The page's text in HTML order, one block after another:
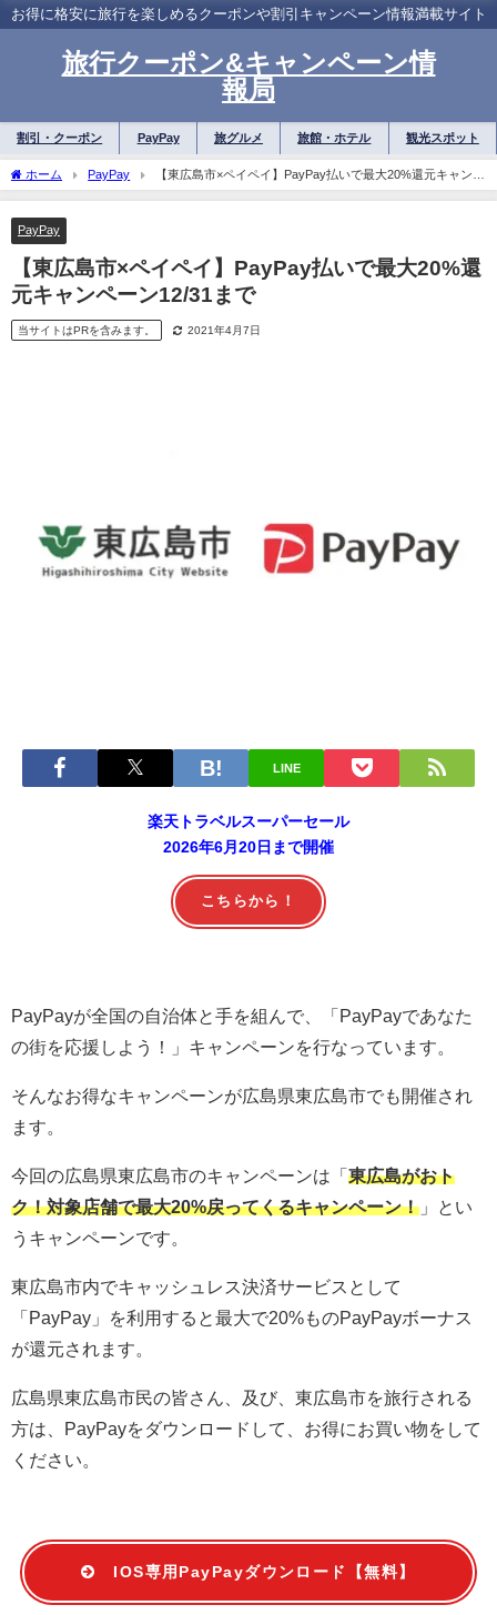
お得に格安に旅行を楽しめるクーポンや割引キャンペーン情報満載サイト
旅行クーポン&キャンペーン情
報局
割引・クーポン PayPay 旅グルメ 旅館・ホテル 観光スポット
ホーム PayPay
【東広島市×ペイペイ】PayPay払いで最大20%還元キャンペ
ーン12/31まで
PayPay
【東広島市×ペイペイ】PayPay払いで最大20%還
元キャンペーン12/31まで
当サイトはPRを含みます。 2021年4月7日
LINE
楽天トラベルスーパーセール
2026年6月20日まで開催
こちらから！
PayPayが全国の自治体と手を組んで、「PayPayであなた
の街を応援しよう！」キャンペーンを行なっています。
そんなお得なキャンペーンが広島県東広島市でも開催され
ます。
今回の広島県東広島市のキャンペーンは「東広島がおト
ク！対象店舗で最大20%戻ってくるキャンペーン！ 」とい
うキャンペーンです。
東広島市内でキャッシュレス決済サービスとして
「PayPay」を利用すると最大で20%ものPayPayボーナス
が還元されます。
広島県東広島市民の皆さん、及び、東広島市を旅行される
方は、PayPayをダウンロードして、お得にお買い物をして
ください。
IOS専用PayPayダウンロード【無料】